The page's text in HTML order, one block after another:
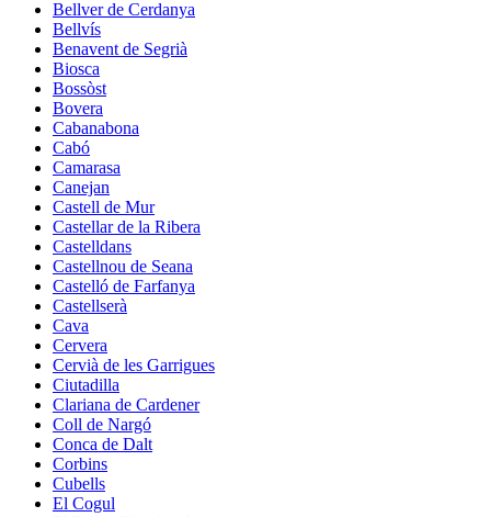
Bellver de Cerdanya
Bellvís
Benavent de Segrià
Biosca
Bossòst
Bovera
Cabanabona
Cabó
Camarasa
Canejan
Castell de Mur
Castellar de la Ribera
Castelldans
Castellnou de Seana
Castelló de Farfanya
Castellserà
Cava
Cervera
Cervià de les Garrigues
Ciutadilla
Clariana de Cardener
Coll de Nargó
Conca de Dalt
Corbins
Cubells
El Cogul